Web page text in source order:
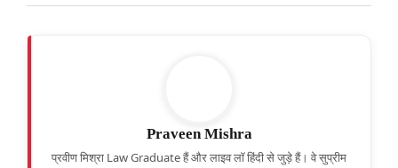
Praveen Mishra
प्रवीण मिश्रा Law Graduate हैं और लाइव लॉ हिंदी से जुड़े हैं। वे सुप्रीम